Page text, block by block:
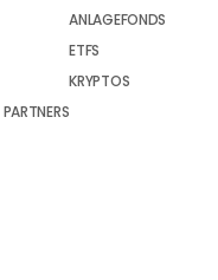
ANLAGEFONDS
ETFS
KRYPTOS